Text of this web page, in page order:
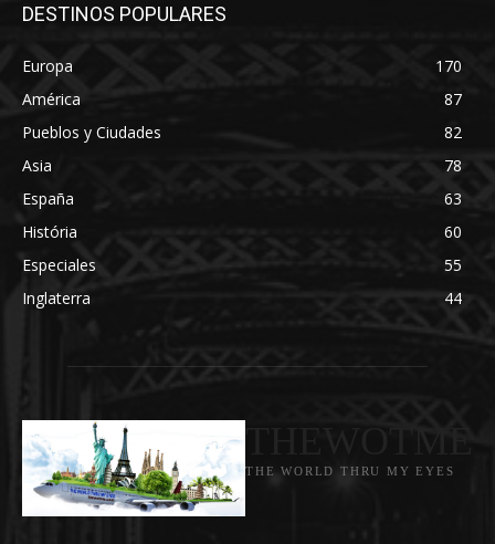
DESTINOS POPULARES
Europa
170
América
87
Pueblos y Ciudades
82
Asia
78
España
63
História
60
Especiales
55
Inglaterra
44
THE WORLD THRU MY EYES